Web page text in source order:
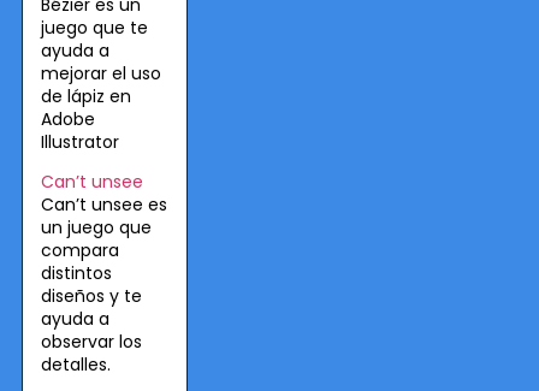
Bézier es un
juego que te
ayuda a
mejorar el uso
de lápiz en
Adobe
Illustrator
Can’t unsee
Can’t unsee es
un juego que
compara
distintos
diseños y te
ayuda a
observar los
detalles.